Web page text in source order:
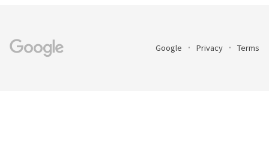
Google Privacy Terms